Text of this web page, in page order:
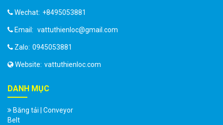
Wechat: +8495053881
Email: vattuthienloc@gmail.com
Zalo: 0945053881
Website: vattuthienloc.com
DANH MỤC
Băng tải | Conveyor
Belt